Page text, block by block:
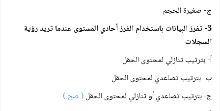
ج- صغيرة الحجم
3- تفرز البيانات باستخدام الفرز أحادي المستوى عندما تريد رؤية
السجلات
أ- بترتيب تنازلي لمحتوى الحقل
ب- بترتيب تصاعدي لمحتوى الحقل
ج- بترتيب تصاعدي أو تنازلي لمحتوى الحقل( صح )